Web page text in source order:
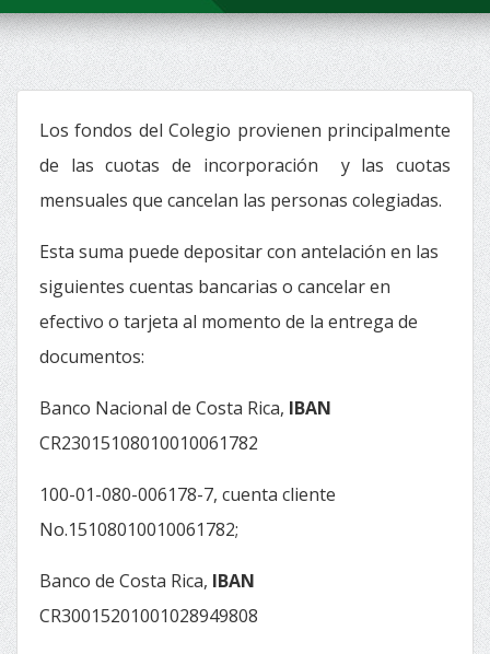
Los fondos del Colegio provienen principalmente
de las cuotas de incorporación y las cuotas
mensuales que cancelan las personas colegiadas.
Esta suma puede depositar con antelación en las
siguientes cuentas bancarias o cancelar en
efectivo o tarjeta al momento de la entrega de
documentos:
Banco Nacional de Costa Rica, IBAN
CR23015108010010061782
100-01-080-006178-7, cuenta cliente
No.15108010010061782;
Banco de Costa Rica, IBAN
CR30015201001028949808